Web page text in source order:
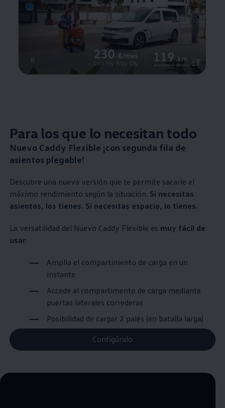
8
Para los que lo necesitan todo
Nuevo Caddy Flexible ¡con segunda fila de
asientos plegable!
Descubre una nueva versión que te permite sacarle el
máximo rendimiento según la situación. Si necesitas
asientos, los tienes. Si necesitas espacio, lo tienes.
La versatilidad del Nuevo Caddy Flexible es muy fácil de
usar:
Amplia el compartimento de carga en un
instante
Accede al compartimento de carga mediante
puertas laterales correderas
Posibilidad de cargar 2 palés (en batalla larga)
Configúralo